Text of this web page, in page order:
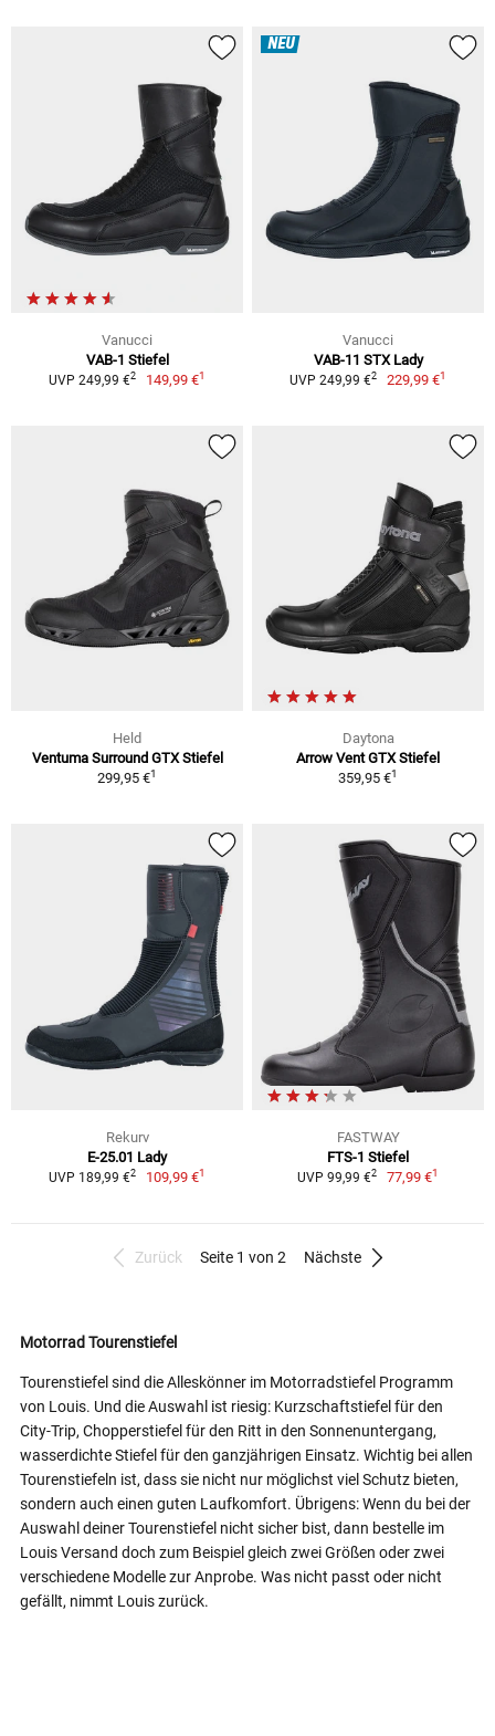
Vanucci
VAB-1 Stiefel
UVP 249,99 €2 149,99 €1
NEU
Vanucci
VAB-11 STX Lady
UVP 249,99 €2 229,99 €1
Held
Ventuma Surround GTX Stiefel
299,95 €1
Daytona
Arrow Vent GTX Stiefel
359,95 €1
Rekurv
E-25.01 Lady
UVP 189,99 €2 109,99 €1
FASTWAY
FTS-1 Stiefel
UVP 99,99 €2 77,99 €1
Zurück Seite 1 von 2 Nächste
Motorrad Tourenstiefel
Tourenstiefel sind die Alleskönner im Motorradstiefel Programm
von Louis. Und die Auswahl ist riesig: Kurzschaftstiefel für den
City-Trip, Chopperstiefel für den Ritt in den Sonnenuntergang,
wasserdichte Stiefel für den ganzjährigen Einsatz. Wichtig bei allen
Tourenstiefeln ist, dass sie nicht nur möglichst viel Schutz bieten,
sondern auch einen guten Laufkomfort. Übrigens: Wenn du bei der
Auswahl deiner Tourenstiefel nicht sicher bist, dann bestelle im
Louis Versand doch zum Beispiel gleich zwei Größen oder zwei
verschiedene Modelle zur Anprobe. Was nicht passt oder nicht
gefällt, nimmt Louis zurück.